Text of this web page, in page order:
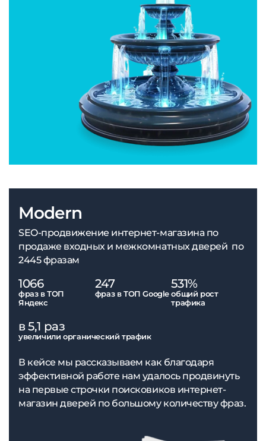
Modern
SEO-продвижение интернет-магазина по
продаже входных и межкомнатных дверей по
2445 фразам
1066
фраз в ТОП
Яндекс
247
фраз в ТОП Google
531%
общий рост
трафика
в 5,1 раз
увеличили органический трафик
В кейсе мы рассказываем как благодаря
эффективной работе нам удалось продвинуть
на первые строчки поисковиков интернет-
магазин дверей по большому количеству фраз.